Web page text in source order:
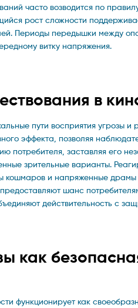
часто возводится по
рост сложности
Периоды передышки между
витку напряжения.
в
пути восприятия угрозы и
эффекта, позволяя
потребителя, заставляя его
зрительные варианты.
кошмаров и напряженные
шанс
действительность с
как
функционирует как